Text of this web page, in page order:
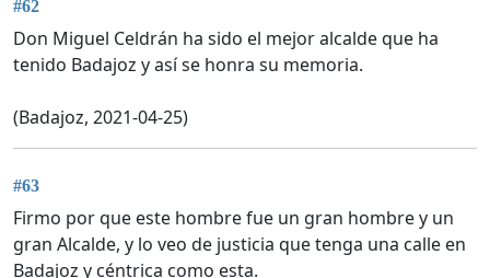
#62
Don Miguel Celdrán ha sido el mejor alcalde que ha
tenido Badajoz y así se honra su memoria.
(Badajoz, 2021-04-25)
#63
Firmo por que este hombre fue un gran hombre y un
gran Alcalde, y lo veo de justicia que tenga una calle en
Badajoz y céntrica como esta.